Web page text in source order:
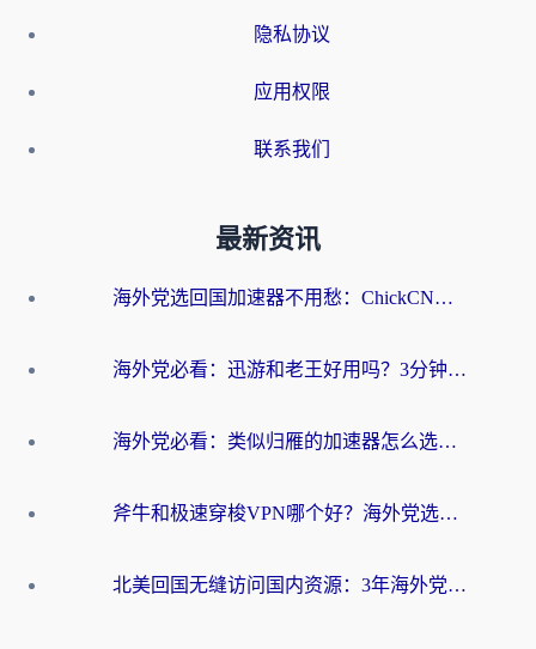
隐私协议
应用权限
联系我们
最新资讯
海外党选回国加速器不用愁：ChickCN和洞见哪个好？一篇搞定所有疑问
海外党必看：迅游和老王好用吗？3分钟选对加速国内网络的加速器
海外党必看：类似归雁的加速器怎么选？一篇搞定无缝访问国内资源
斧牛和极速穿梭VPN哪个好？海外党选回国加速器必看的真实对比与避坑指南
北美回国无缝访问国内资源：3年海外党亲测的加速器选择指南